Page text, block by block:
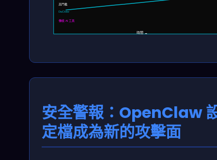
DuClaw
傳統 AI 工具
高門檻
時間 →
安全警報：OpenClaw
定檔成為新的攻擊面